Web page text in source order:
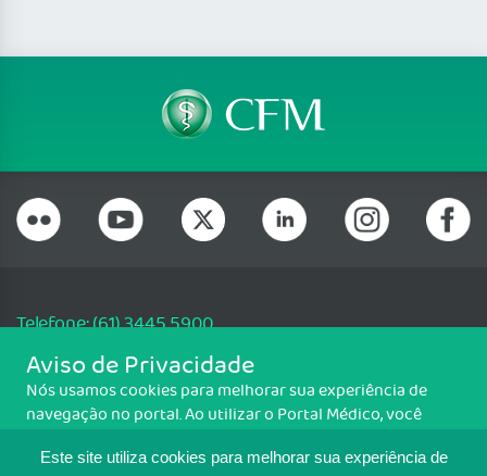
Este site utiliza cookies para melhorar sua experiência de
Telefone: (61) 3445 5900
Email: cfm@portalmedico.org.br
SGAS 616, Conjunto D, Lote 115, L2 Sul, Brasília/DF - CEP: 70200-760 -
CNPJ: 33.583.550/0001-30
Aviso de Privacidade
Nós usamos cookies para melhorar sua experiência de
navegação no portal. Ao utilizar o Portal Médico, você
Para ter mais informações sobre como isso é feito, acesse